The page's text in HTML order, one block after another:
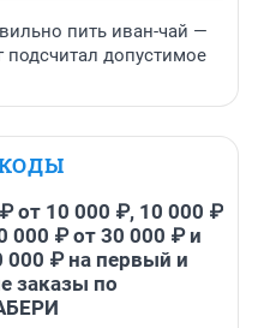
пить иван-чай —
подсчитал допустимое
от 10 000 ₽, 10 000 ₽
000 ₽ от 30 000 ₽ и
000 ₽ на первый и
заказы по